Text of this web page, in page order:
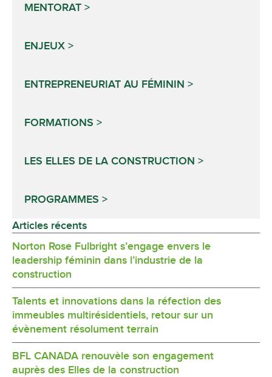
MENTORAT
ENJEUX
ENTREPRENEURIAT AU FÉMININ
FORMATIONS
LES ELLES DE LA CONSTRUCTION
PROGRAMMES
Articles récents
Norton Rose Fulbright s’engage envers le
leadership féminin dans l’industrie de la
construction
Talents et innovations dans la réfection des
immeubles multirésidentiels, retour sur un
évènement résolument terrain
BFL CANADA renouvèle son engagement
auprès des Elles de la construction